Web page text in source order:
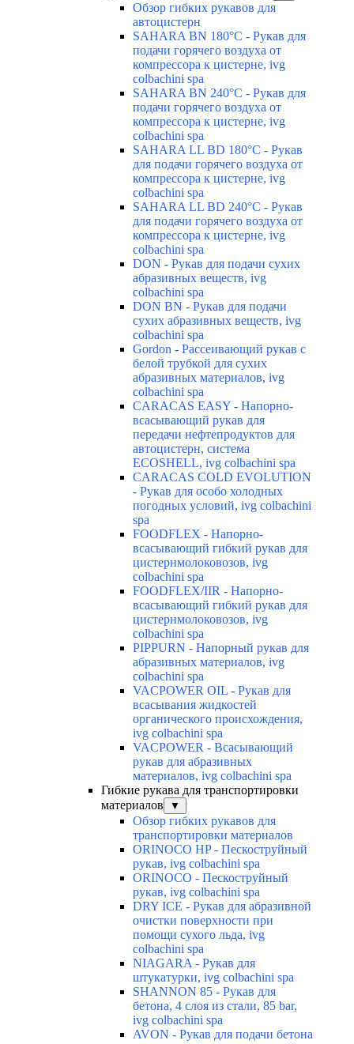
Обзор гибких рукавов для
автоцистерн
SAHARA BN 180°C - Рукав для
подачи горячего воздуха от
компрессора к цистерне, ivg
colbachini spa
SAHARA BN 240°C - Рукав для
подачи горячего воздуха от
компрессора к цистерне, ivg
colbachini spa
SAHARA LL BD 180°C - Рукав
для подачи горячего воздуха от
компрессора к цистерне, ivg
colbachini spa
SAHARA LL BD 240°C - Рукав
для подачи горячего воздуха от
компрессора к цистерне, ivg
colbachini spa
DON - Рукав для подачи сухих
абразивных веществ, ivg
colbachini spa
DON BN - Рукав для подачи
сухих абразивных веществ, ivg
colbachini spa
Gordon - Рассеивающий рукав с
белой трубкой для сухих
абразивных материалов, ivg
colbachini spa
CARACAS EASY - Напорно-
всасывающий рукав для
передачи нефтепродуктов для
автоцистерн, система
ECOSHELL, ivg colbachini spa
CARACAS COLD EVOLUTION
- Рукав для особо холодных
погодных условий, ivg colbachini
spa
FOODFLEX - Напорно-
всасывающий гибкий рукав для
цистернмолоковозов, ivg
colbachini spa
FOODFLEX/IIR - Напорно-
всасывающий гибкий рукав для
цистернмолоковозов, ivg
colbachini spa
PIPPURN - Напорный рукав для
абразивных материалов, ivg
colbachini spa
VACPOWER OIL - Рукав для
всасывания жидкостей
органического происхождения,
ivg colbachini spa
VACPOWER - Всасывающий
рукав для абразивных
материалов, ivg colbachini spa
Гибкие рукава для транспортировки
материалов
▼
Обзор гибких рукавов для
транспортировки материалов
ORINOCO HP - Пескоструйный
рукав, ivg colbachini spa
ORINOCO - Пескоструйный
рукав, ivg colbachini spa
DRY ICE - Рукав для абразивной
очистки поверхности при
помощи сухого льда, ivg
colbachini spa
NIAGARA - Рукав для
штукатурки, ivg colbachini spa
SHANNON 85 - Рукав для
бетона, 4 слоя из стали, 85 bar,
ivg colbachini spa
AVON - Рукав для подачи бетона